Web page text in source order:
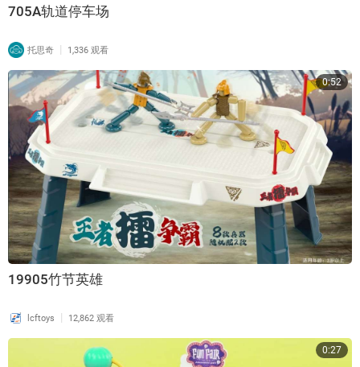
705A轨道停车场
托思奇 | 1,336 观看
0:52
19905竹节英雄
lcftoys | 12,862 观看
0:27